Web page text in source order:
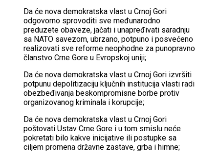
Da će nova demokratska vlast u Crnoj Gori
odgovorno sprovoditi sve međunarodno
preduzete obaveze, jačati i unapređivati saradnju
sa NATO savezom, ubrzano, potpuno i posvećeno
realizovati sve reforme neophodne za punopravno
članstvo Crne Gore u Evropskoj uniji;
Da će nova demokratska vlast u Crnoj Gori izvršiti
potpunu depolitizaciju ključnih institucija vlasti radi
obezbeđivanja beskompromisne borbe protiv
organizovanog kriminala i korupcije;
Da će nova demokratska vlast u Crnoj Gori
poštovati Ustav Crne Gore i u tom smislu neće
pokretati bilo kakve inicijative ili postupke sa
ciljem promena državne zastave, grba i himne;